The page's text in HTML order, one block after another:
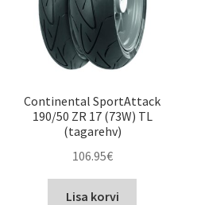
Continental SportAttack
190/50 ZR 17 (73W) TL
(tagarehv)
106.95€
Lisa korvi